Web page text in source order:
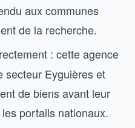
aux communes
de la recherche.
: cette agence
secteur Eyguières et
de biens avant leur
portails nationaux.